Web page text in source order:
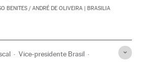
BENITES / ANDRÉ DE OLIVEIRA | BRASILIA
Vice-presidente Brasil